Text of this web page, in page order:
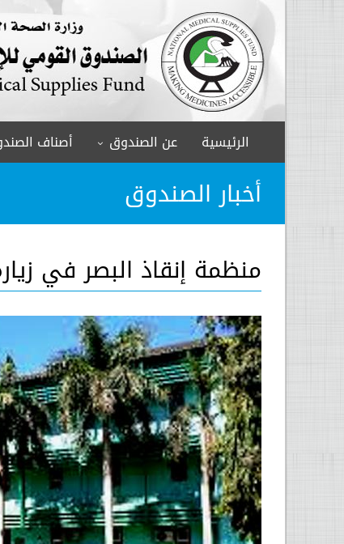
الرئيسية عن الصندوق أصناف
أخبار الصندوق
منظمة إنقاذ البصر في